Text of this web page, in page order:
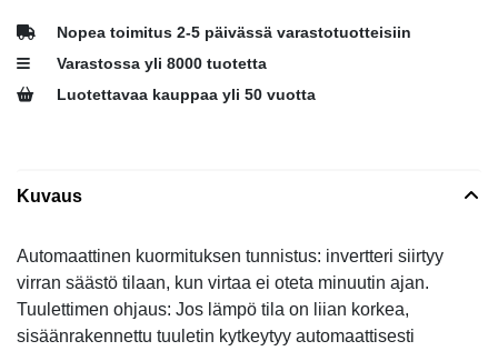
Nopea toimitus 2-5 päivässä varastotuotteisiin
Varastossa yli 8000 tuotetta
Luotettavaa kauppaa yli 50 vuotta
Kuvaus
Automaattinen kuormituksen tunnistus: invertteri siirtyy
virran säästö tilaan, kun virtaa ei oteta minuutin ajan.
Tuulettimen ohjaus: Jos lämpö tila on liian korkea,
sisäänrakennettu tuuletin kytkeytyy automaattisesti